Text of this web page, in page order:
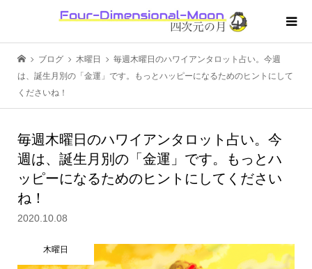
ブログ 木曜日
毎週木曜日のハワイアンタロット占い。今週
は、誕生月別の「金運」です。もっとハッピーになるためのヒントにして
くださいね！
毎週木曜日のハワイアンタロット占い。今
週は、誕生月別の「金運」です。もっとハ
ッピーになるためのヒントにしてください
ね！
2020.10.08
木曜日